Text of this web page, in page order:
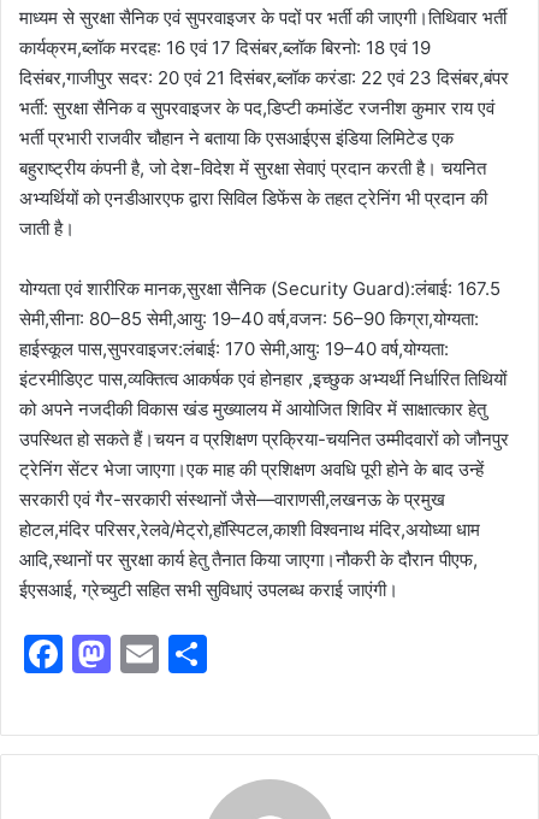
माध्यम से सुरक्षा सैनिक एवं सुपरवाइजर के पदों पर भर्ती की जाएगी।तिथिवार भर्ती
कार्यक्रम,ब्लॉक मरदह: 16 एवं 17 दिसंबर,ब्लॉक बिरनो: 18 एवं 19
दिसंबर,गाजीपुर सदर: 20 एवं 21 दिसंबर,ब्लॉक करंडा: 22 एवं 23 दिसंबर,बंपर
भर्ती: सुरक्षा सैनिक व सुपरवाइजर के पद,डिप्टी कमांडेंट रजनीश कुमार राय एवं
भर्ती प्रभारी राजवीर चौहान ने बताया कि एसआईएस इंडिया लिमिटेड एक
बहुराष्ट्रीय कंपनी है, जो देश-विदेश में सुरक्षा सेवाएं प्रदान करती है। चयनित
अभ्यर्थियों को एनडीआरएफ द्वारा सिविल डिफेंस के तहत ट्रेनिंग भी प्रदान की
जाती है।
योग्यता एवं शारीरिक मानक,सुरक्षा सैनिक (Security Guard):लंबाई: 167.5
सेमी,सीना: 80–85 सेमी,आयु: 19–40 वर्ष,वजन: 56–90 किग्रा,योग्यता:
हाईस्कूल पास,सुपरवाइजर:लंबाई: 170 सेमी,आयु: 19–40 वर्ष,योग्यता:
इंटरमीडिएट पास,व्यक्तित्व आकर्षक एवं होनहार ,इच्छुक अभ्यर्थी निर्धारित तिथियों
को अपने नजदीकी विकास खंड मुख्यालय में आयोजित शिविर में साक्षात्कार हेतु
उपस्थित हो सकते हैं।चयन व प्रशिक्षण प्रक्रिया-चयनित उम्मीदवारों को जौनपुर
ट्रेनिंग सेंटर भेजा जाएगा।एक माह की प्रशिक्षण अवधि पूरी होने के बाद उन्हें
सरकारी एवं गैर-सरकारी संस्थानों जैसे—वाराणसी,लखनऊ के प्रमुख
होटल,मंदिर परिसर,रेलवे/मेट्रो,हॉस्पिटल,काशी विश्वनाथ मंदिर,अयोध्या धाम
आदि,स्थानों पर सुरक्षा कार्य हेतु तैनात किया जाएगा।नौकरी के दौरान पीएफ,
ईएसआई, ग्रेच्युटी सहित सभी सुविधाएं उपलब्ध कराई जाएंगी।
F
c
e
M
st
o
E
ai
l
ar
e